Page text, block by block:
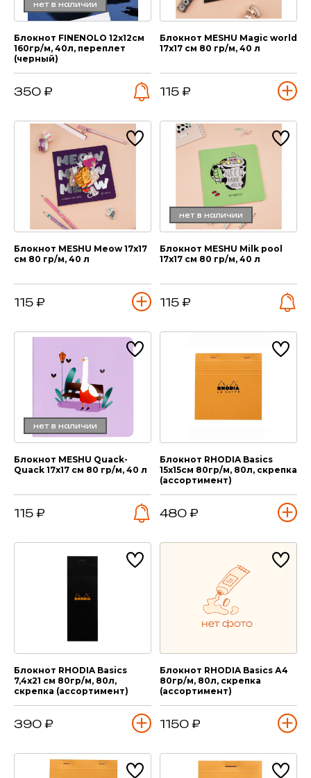
нет в наличии
Блокнот FINENOLO 12х12см
160гр/м, 40л, переплет
(черный)
350 ₽
Блокнот MESHU Magic world
17х17 см 80 гр/м, 40 л
115 ₽
Блокнот MESHU Meow 17х17
см 80 гр/м, 40 л
115 ₽
нет в наличии
Блокнот MESHU Milk pool
17х17 см 80 гр/м, 40 л
115 ₽
нет в наличии
Блокнот MESHU Quack-
Quack 17х17 см 80 гр/м, 40 л
115 ₽
Блокнот RHODIA Basics
15х15см 80гр/м, 80л, скрепка
(ассортимент)
480 ₽
Блокнот RHODIA Basics
7,4х21 см 80гр/м, 80л,
скрепка (ассортимент)
390 ₽
Блокнот RHODIA Basics А4
80гр/м, 80л, скрепка
(ассортимент)
1150 ₽